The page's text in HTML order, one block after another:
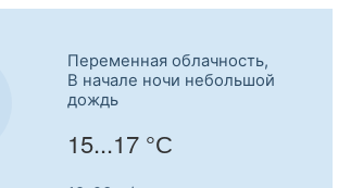
Переменная облачность,
В начале ночи небольшой
дождь
15...17 °С